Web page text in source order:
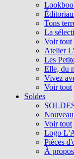
Tons
La
Voir tout
Atelier
Les
Elle, du
Vivez
Voir tout
Soldes
Voir tout
Logo
Pièces
À